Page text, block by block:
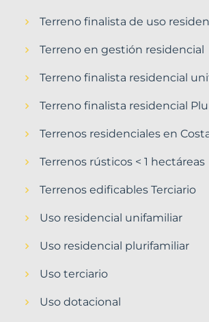
Terreno finalista de uso
Terreno en gestión residencial
Terreno finalista residencial
Terreno finalista residencial
Terrenos residenciales en
Terrenos rústicos < 1 hectáreas
Terrenos edificables Terciario
Uso residencial unifamiliar
Uso residencial plurifamiliar
Uso terciario
Uso dotacional